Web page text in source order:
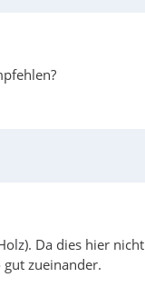
Da dies hier
zueinander.